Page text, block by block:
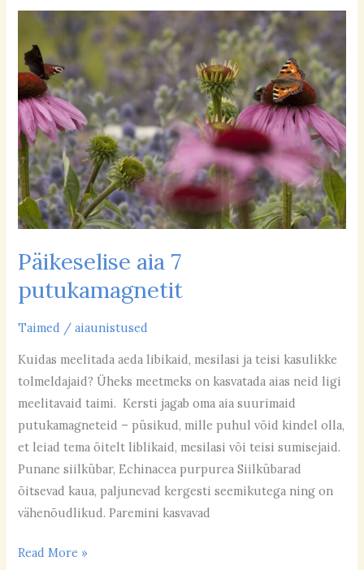
Päikeselise aia 7
putukamagnetit
Taimed /aiaunistused
Kuidas meelitada aeda libikaid, mesilasi ja teisi kasulikke
tolmeldajaid? Üheks meetmeks on kasvatada aias neid ligi
meelitavaid taimi. Kersti jagab oma aia suurimaid
putukamagneteid – püsikud, mille puhul võid kindel olla,
et leiad tema õitelt liblikaid, mesilasi või teisi sumisejaid.
Punane siilkübar, Echinacea purpurea Siilkübarad
õitsevad kaua, paljunevad kergesti seemikutega ning on
vähenõudlikud. Paremini kasvavad
Päikeselise
aia
7
putukamagnetit
Read More »